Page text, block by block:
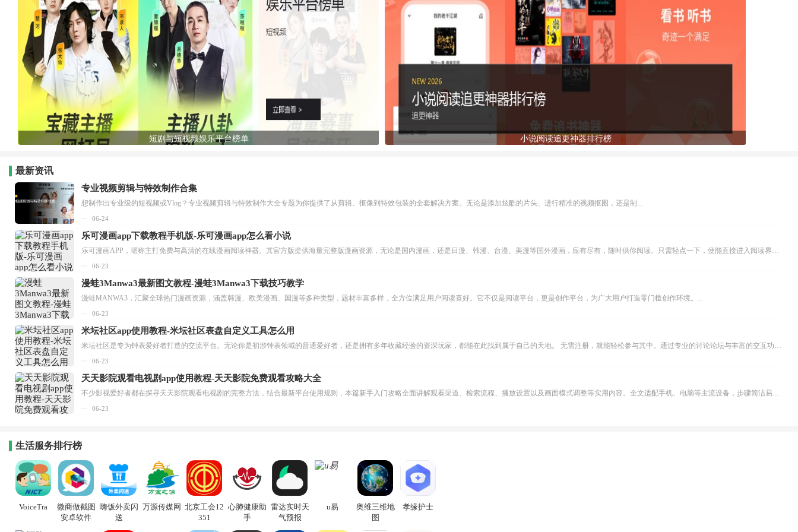
短剧与短视频娱乐平台榜单 小说阅读追更神器排行榜
最新资讯
专业视频剪辑与特效制作合集
想制作出专业级的短视频或Vlog？专业视频剪辑与特效制作大全专题为你提供了从剪辑、抠像到特效包装的全套解决方案。无论是添加炫酷的片头、进行精准的视频抠图，还是制...
06-24
乐可漫画app下载教程手机版-乐可漫画app怎么看小说
乐可漫画APP，堪称主打免费与高清的在线漫画阅读神器。其官方版提供海量完整版漫画资源，无论是国内漫画，还是日漫、韩漫、台漫、美漫等国外漫画，应有尽有，随时供你阅读。只需轻点一下，便能直接进入阅读界面。不仅如此，乐可漫画最新版本更新速度极快，在这里，你总能抢先看到全网一手漫画章节内容！...
06-23
漫蛙3Manwa3最新图文教程-漫蛙3Manwa3下载技巧教学
漫蛙MANWA3，汇聚全球热门漫画资源，涵盖韩漫、欧美漫画、国漫等多种类型，题材丰富多样，全方位满足用户阅读喜好。它不仅是阅读平台，更是创作平台，为广大用户打造零门槛创作环境。...
06-23
米坛社区app使用教程-米坛社区表盘自定义工具怎么用
米坛社区是专为钟表爱好者打造的交流平台。无论你是初涉钟表领域的普通爱好者，还是拥有多年收藏经验的资深玩家，都能在此找到属于自己的天地。 无需注册，就能轻松参与其中。通过专业的讨论论坛与丰富的交互功能，你可与世界各地的钟表爱好者畅快交流。若你钟情于钟表，米坛社区无疑是值得一试的理想之选。在这里，你能获取最新的手表资讯，交流见解，提升鉴赏品味，让每一块手表都成为收藏故事中重要的一部分。感兴趣的朋友，不要错过下载机会。...
06-23
天天影院观看电视剧app使用教程-天天影院免费观看攻略大全
不少影视爱好者都在探寻天天影院观看电视剧的完整方法，结合最新平台使用规则，本篇新手入门攻略全面讲解观看渠道、检索流程、播放设置以及画面模式调整等实用内容。全文适配手机、电脑等主流设备，步骤简洁易懂，无论是初次使用的新手，还是想要优化观影体验的用户，都能参照内容快速上手，熟练掌握平台各项操作技巧，轻松畅享影视内容。...
06-23
生活服务排行榜
VoiceTra
微商做截图
安卓软件
嗨饭外卖闪
送
万源传媒网 北京工会12
351
心肺健康助
手
雷达实时天
气预报
u易
奥维三维地
图
孝缘护士